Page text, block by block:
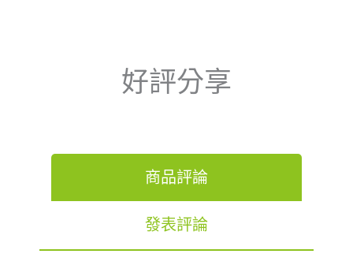
好評分享
商品評論
發表評論